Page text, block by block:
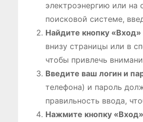
электроэнергию или на
поисковой системе,
Найдите кнопку
внизу страницы или в
чтобы привлечь
Введите ваш логин и
телефона) и пароль
правильность ввода,
Нажмите кнопку